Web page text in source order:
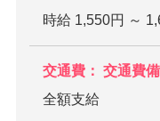
時給 1,550円 ～
交通費： 交通費
全額支給